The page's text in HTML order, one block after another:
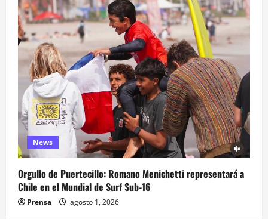
News
Orgullo de Puertecillo: Romano Menichetti representará a
Chile en el Mundial de Surf Sub-16
Prensa agosto 1, 2026